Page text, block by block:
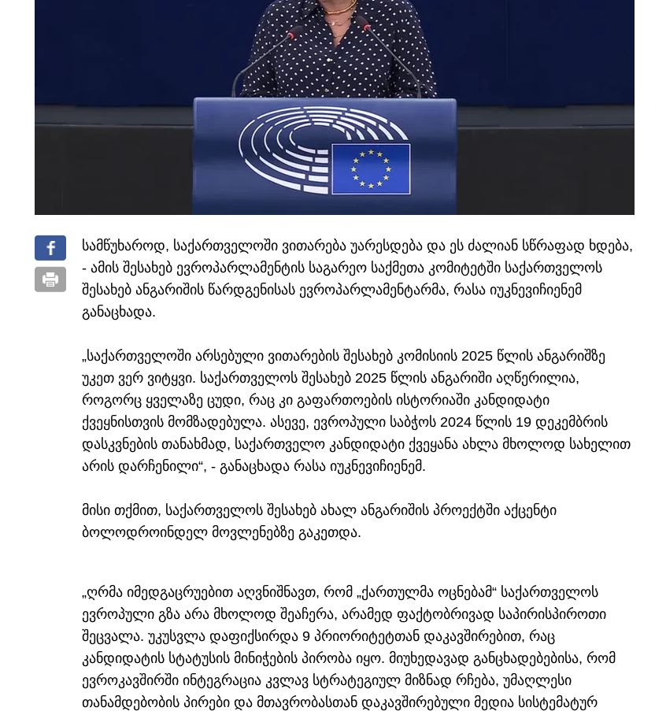
სამწუხაროდ, საქართველოში ვითარება უარესდება და ეს ძალიან სწრაფად ხდება,
- ამის შესახებ ევროპარლამენტის საგარეო საქმეთა კომიტეტში საქართველოს
შესახებ ანგარიშის წარდგენისას ევროპარლამენტარმა, რასა იუკნევიჩიენემ
განაცხადა.
„საქართველოში არსებული ვითარების შესახებ კომისიის 2025 წლის ანგარიშზე
უკეთ ვერ ვიტყვი. საქართველოს შესახებ 2025 წლის ანგარიში აღწერილია,
როგორც ყველაზე ცუდი, რაც კი გაფართოების ისტორიაში კანდიდატი
ქვეყნისთვის მომზადებულა. ასევე, ევროპული საბჭოს 2024 წლის 19 დეკემბრის
დასკვნების თანახმად, საქართველო კანდიდატი ქვეყანა ახლა მხოლოდ სახელით
არის დარჩენილი“, - განაცხადა რასა იუკნევიჩიენემ.
მისი თქმით, საქართველოს შესახებ ახალ ანგარიშის პროექტში აქცენტი
ბოლოდროინდელ მოვლენებზე გაკეთდა.
„ღრმა იმედგაცრუებით აღვნიშნავთ, რომ „ქართულმა ოცნებამ“ საქართველოს
ევროპული გზა არა მხოლოდ შეაჩერა, არამედ ფაქტობრივად საპირისპიროთი
შეცვალა. უკუსვლა დაფიქსირდა 9 პრიორიტეტთან დაკავშირებით, რაც
კანდიდატის სტატუსის მინიჭების პირობა იყო. მიუხედავად განცხადებებისა, რომ
ევროკავშირში ინტეგრაცია კვლავ სტრატეგიულ მიზნად რჩება, უმაღლესი
თანამდებობის პირები და მთავრობასთან დაკავშირებული მედია სისტემატურ